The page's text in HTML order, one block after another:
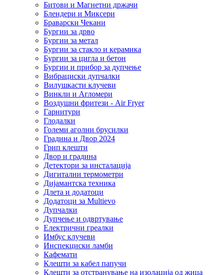
Битови и Магнетни држачи
Блендери и Миксери
Браварски Чекани
Бургии за дрво
Бургии за метал
Бургии за стакло и керамика
Бургии за цигла и бетон
Бургии и прибор за дупчење
Вибрациски дупчалки
Вилушкасти клучеви
Винкли и Агломери
Воздушни фритези - Air Fryer
Гарнитури
Глодалки
Големи аголни брусилки
Градина и Двор 2024
Грип клешти
Двор и градина
Детектори за инсталација
Дигитални термометри
Дијамантска техника
Длета и додатоци
Додатоци за Multievo
Дупчалки
Дупчење и одвртување
Електрични греалки
Имбус клучеви
Инспекциски ламби
Кафемати
Клешти за кабел папучи
Клешти за отстранување на изолација од жица